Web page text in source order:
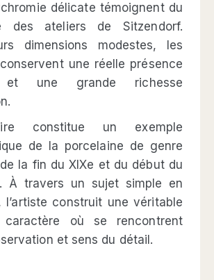
délicate témoignent du
des ateliers de Sitzendorf.
dimensions modestes, les
une réelle présence
et une grande richesse
constitue un exemple
de la porcelaine de genre
la fin du XIXe et du début du
À travers un sujet simple en
l’artiste construit une véritable
où se rencontrent
et sens du détail.